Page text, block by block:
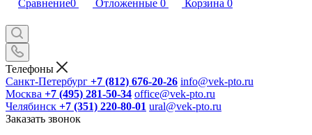
Сравнение0 Отложенные 0 Корзина 0
Телефоны
Санкт-Петербург +7 (812) 676-20-26 info@vek-pto.ru
Москва +7 (495) 281-50-34 office@vek-pto.ru
Челябинск +7 (351) 220-80-01 ural@vek-pto.ru
Заказать звонок